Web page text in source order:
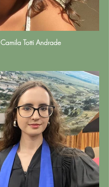
Camila Totti Andrade